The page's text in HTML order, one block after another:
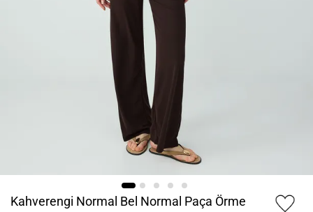
Kahverengi Normal Bel Normal Paça Örme